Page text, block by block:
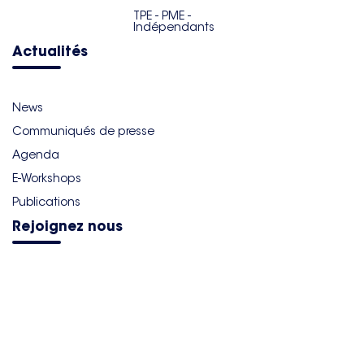
TPE - PME -
Indépendants
Actualités
News
Communiqués de presse
Agenda
E-Workshops
Publications
Rejoignez nous